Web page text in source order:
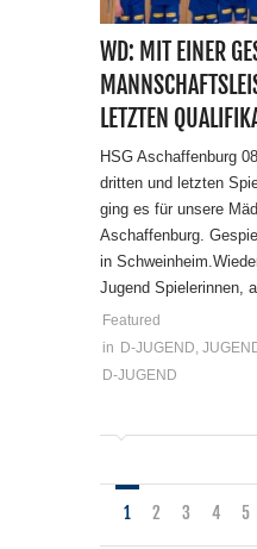
WD: MIT EINER
LETZTEN
HSG Aschaffenburg
dritten und letzten
ging es für unsere
Aschaffenburg.
in
Jugend Spielerinnen,
Featured
in D-JUGEND
D-JUGEND
1 2 3 4 5